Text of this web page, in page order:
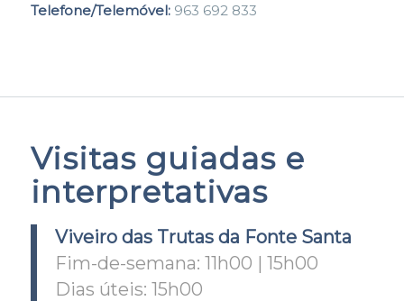
Telefone/Telemóvel:963 692 833
Visitas guiadas e
interpretativas
Viveiro das Trutas da Fonte Santa
Fim-de-semana: 11h00 | 15h00
Dias úteis: 15h00